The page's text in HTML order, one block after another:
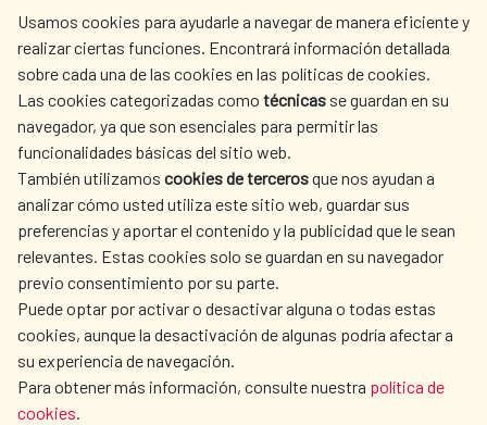
Usamos cookies para ayudarle a navegar de manera eficiente y
realizar ciertas funciones. Encontrará información detallada
sobre cada una de las cookies en las políticas de cookies.
Las cookies categorizadas como técnicas se guardan en su
navegador, ya que son esenciales para permitir las
funcionalidades básicas del sitio web.
También utilizamos cookies de tercerosque nos ayudan a
analizar cómo usted utiliza este sitio web, guardar sus
preferencias y aportar el contenido y la publicidad que le sean
relevantes. Estas cookies solo se guardan en su navegador
previo consentimiento por su parte.
Puede optar por activar o desactivar alguna o todas estas
cookies, aunque la desactivación de algunas podría afectar a
su experiencia de navegación.
Para obtener más información, consulte nuestra política de
cookies.
AECID
WHERE DO WE COOPERATE?
SPANISH HUMANITARIAN
ACTION
PRESS ROOM
CULTURE AND SCIENCE LIBRARY
OUR SOCIAL MEDIA